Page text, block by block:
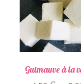
Guimauve à la